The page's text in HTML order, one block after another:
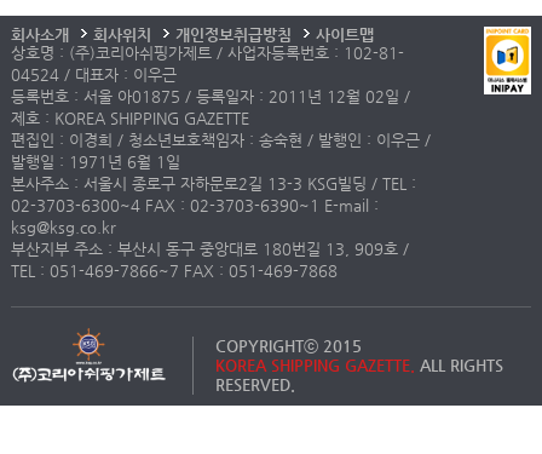
회사소개 회사위치 개인정보취급방침
사이트맵
상호명 : (주)코리아쉬핑가제트 / 사업자등록번호 : 102-81-
04524 / 대표자 : 이우근
등록번호 : 서울 아01875 / 등록일자 : 2011년 12월 02일 /
제호 : KOREA SHIPPING GAZETTE
편집인 : 이경희 / 청소년보호책임자 : 송숙현 / 발행인 : 이우근 /
발행일 : 1971년 6월 1일
본사주소 : 서울시 종로구 자하문로2길 13-3 KSG빌딩 / TEL :
02-3703-6300~4 FAX : 02-3703-6390~1 E-mail :
ksg@ksg.co.kr
부산지부 주소 : 부산시 동구 중앙대로 180번길 13, 909호 /
TEL : 051-469-7866~7 FAX : 051-469-7868
COPYRIGHTⓒ 2015
KOREA SHIPPING GAZETTE. ALL RIGHTS
RESERVED.